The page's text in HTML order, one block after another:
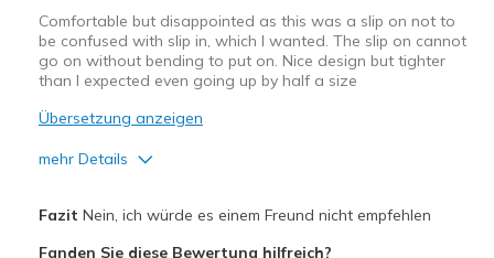
Comfortable but disappointed as this was a slip on not to
be confused with slip in, which I wanted. The slip on cannot
go on without bending to put on. Nice design but tighter
than I expected even going up by half a size
Übersetzung anzeigen
mehr Details
Fazit Nein, ich würde es einem Freund nicht empfehlen
Fanden Sie diese Bewertung hilfreich?